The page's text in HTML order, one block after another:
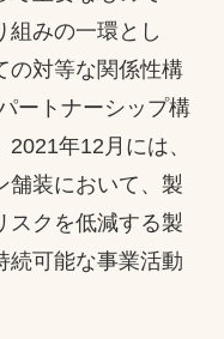
組みの一環とし
の対等な関係性構
ートナーシップ構
年12月には、
舗装において、製
スクを低減する製
続可能な事業活動